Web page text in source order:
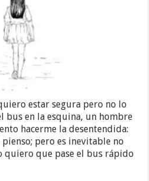
estar segura pero no lo
bus en la esquina, un hombre
hacerme la desentendida:
pero es inevitable no
quiero que pase el bus rápido